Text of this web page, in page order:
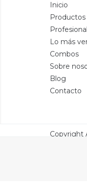
Inicio
Productos
Profesional
Lo más
Combos
Sobre
Blog
Contacto
Defensa de